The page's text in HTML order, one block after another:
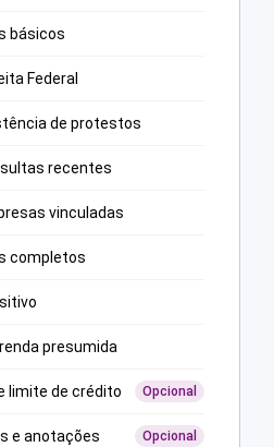
básicos
Federal
de protestos
recentes
vinculadas
completos
presumida
limite de crédito Opcional
e anotações Opcional